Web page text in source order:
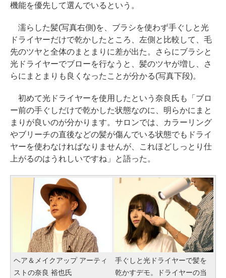
機能を優先して選んでいるという。
濡らした髪(写真右側)を、ブラシを使わず手ぐしと光
ドライヤーだけで乾かしたところ、左側と比較して、毛
先のツヤと全体のまとまりに差が出た。さらにブラシと
光ドライヤーでブローを行なうと、髪のツヤが増し、さ
らにまとまりも良くなったことが分かる(写真下段)。
初めて光ドライヤーを使用したという奈良氏も「ブロ
ー前の手ぐしだけで乾かした状態なのに、明らかにまと
まりが良いのが分かります。サロンでは、カラーリング
やブリーチの直後などの髪が傷んでいる状態でもドライ
ヤーを使わなければなりませんが、これほどしっとり仕
上がるのはうれしいですね」と語った。
ヘア＆メイクアップ アーティ
ストの奈良 裕也氏
手ぐしと光ドライヤーで髪を
乾かすデモ。ドライヤーの当